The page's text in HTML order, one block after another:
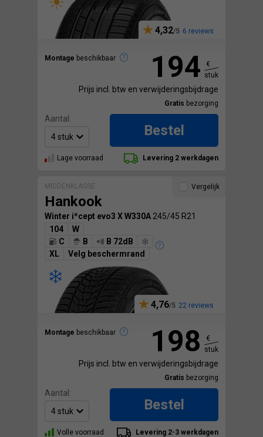
4,32 6 reviews
Montage beschikbaar 194
€
stuk
Prijs incl. btw en verwijderingsbijdrage
Gratis bezorging
Aantal:
Bestel
Lage voorraad Levering 2 werkdagen
MIDDENKLASSE
Hankook
Winter i*cept evo3 X W330A 245/45 R21
104
W
C
B
B 72dB
XL
Velg beschermrand
4,76 22 reviews
Montage beschikbaar
Vergelijk
198
€
stuk
Prijs incl. btw en verwijderingsbijdrage
Gratis bezorging
Aantal:
Bestel
Volle voorraad Levering 2-3 werkdagen